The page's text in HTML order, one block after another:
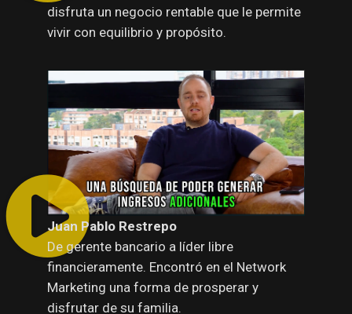
disfruta un negocio rentable que le permite
vivir con equilibrio y propósito.
Juan Pablo Restrepo
De gerente bancario a líder libre
financieramente. Encontró en el Network
Marketing una forma de prosperar y
disfrutar de su familia.